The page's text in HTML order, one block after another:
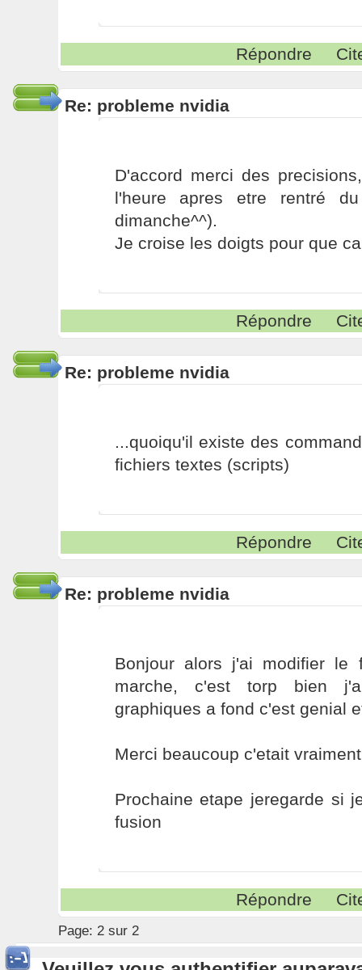
Répondre
Re: probleme nvidia
D'accord merci des
l'heure apres etre rentré
dimanche^^).
Je croise les doigts pour que
Répondre
Re: probleme nvidia
...quoiqu'il existe des
fichiers textes (scripts)
Répondre
Re: probleme nvidia
Bonjour alors j'ai modifier le
marche, c'est torp bien
graphiques a fond c'est genial
Merci beaucoup c'etait
Prochaine etape jeregarde si
fusion
Répondre
Page: 2 sur 2